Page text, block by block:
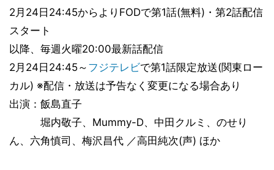
2月24日24:45からよりFODで第1話(無料)・第2話配信
スタート
以降、毎週火曜20:00最新話配信
2月24日24:45～ フジテレビで第1話限定放送(関東ロー
カル) ※配信・放送は予告なく変更になる場合あり
出演：飯島直子
堀内敬子、Mummy-D、中田クルミ、のせり
ん、六角慎司、梅沢昌代 ／高田純次(声) ほか